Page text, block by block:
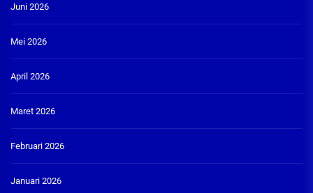
Juni 2026
Mei 2026
April 2026
Maret 2026
Februari 2026
Januari 2026